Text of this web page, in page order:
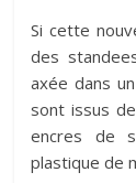
Si cette
des
axée dans
sont issus
encres de
plastique de